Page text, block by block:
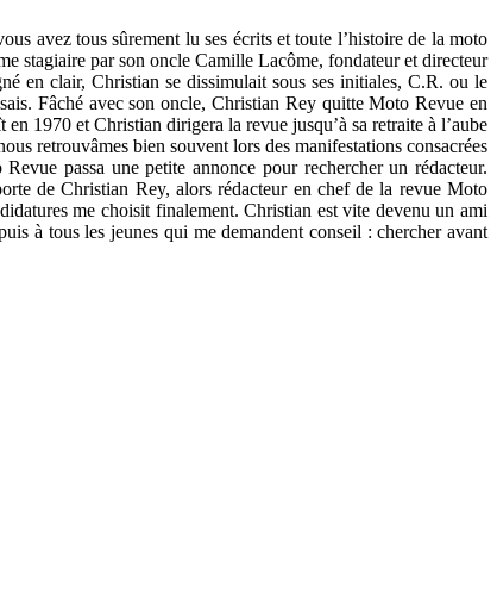
avez tous sûrement lu ses écrits et toute l’histoire de la moto
stagiaire par son oncle Camille Lacôme, fondateur et directeur
en clair, Christian se dissimulait sous ses initiales, C.R. ou le
Fâché avec son oncle, Christian Rey quitte Moto Revue en
1970 et Christian dirigera la revue jusqu’à sa retraite à l’aube
retrouvâmes bien souvent lors des manifestations consacrées
passa une petite annonce pour rechercher un rédacteur.
de Christian Rey, alors rédacteur en chef de la revue Moto
me choisit finalement. Christian est vite devenu un ami
à tous les jeunes qui me demandent conseil : chercher avant